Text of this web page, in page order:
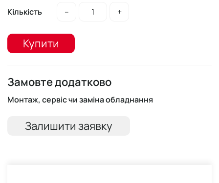
Кількість – +
Купити
Замовте додатково
Монтаж, сервіс чи заміна обладнання
Залишити заявку